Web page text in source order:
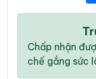
Chấp nhận
chế gắng sức